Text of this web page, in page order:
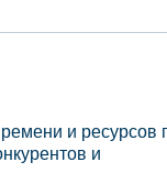
и ресурсов
и